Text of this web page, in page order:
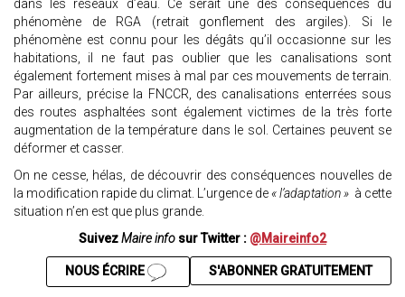
dans les réseaux d’eau. Ce serait une des conséquences du
phénomène de RGA (retrait gonflement des argiles). Si le
phénomène est connu pour les dégâts qu’il occasionne sur les
habitations, il ne faut pas oublier que les canalisations sont
également fortement mises à mal par ces mouvements de terrain.
Par ailleurs, précise la FNCCR, des canalisations enterrées sous
des routes asphaltées sont également victimes de la très forte
augmentation de la température dans le sol. Certaines peuvent se
déformer et casser.
On ne cesse, hélas, de découvrir des conséquences nouvelles de
la modification rapide du climat. L’urgence de « l’adaptation » à cette
situation n’en est que plus grande.
SuivezMaire info sur Twitter : @Maireinfo2
S'ABONNER GRATUITEMENT
NOUS ÉCRIRE